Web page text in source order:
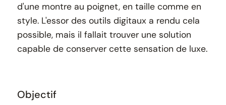
d'une montre au poignet, en taille comme en
style. L'essor des outils digitaux a rendu cela
possible, mais il fallait trouver une solution
capable de conserver cette sensation de luxe.
Objectif